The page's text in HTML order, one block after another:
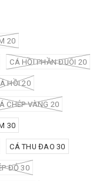
20
CÁ HỒI PHẦN ĐUÔI 20
HỒI 20
CHÉP VÀNG 20
30
CÁ THU ĐAO 30
ĐỎ 30